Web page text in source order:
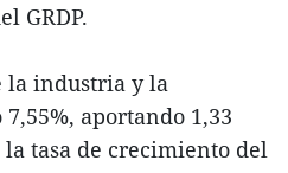
GRDP.
la industria y la
aportando 1,33
tasa de crecimiento del